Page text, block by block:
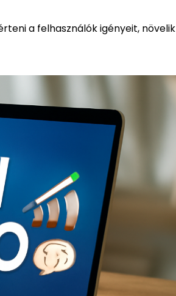
a felhasználók igényeit, növelik